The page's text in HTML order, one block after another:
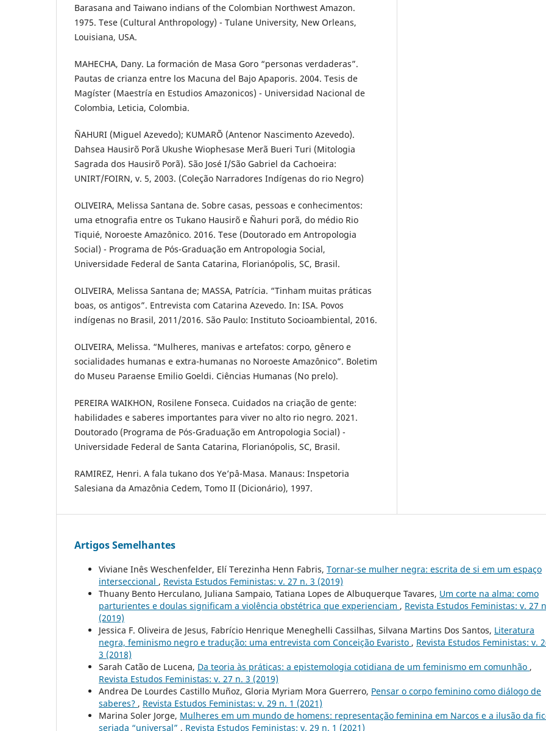
Barasana and Taiwano indians of the Colombian Northwest Amazon.
1975. Tese (Cultural Anthropology) - Tulane University, New Orleans,
Louisiana, USA.
MAHECHA, Dany. La formación de Masa Goro “personas verdaderas”.
Pautas de crianza entre los Macuna del Bajo Apaporis. 2004. Tesis de
Magíster (Maestría en Estudios Amazonicos) - Universidad Nacional de
Colombia, Leticia, Colombia.
ÑAHURI (Miguel Azevedo); KUMARÕ (Antenor Nascimento Azevedo).
Dahsea Hausirõ Porã Ukushe Wiophesase Merã Bueri Turi (Mitologia
Sagrada dos Hausirõ Porã). São José I/São Gabriel da Cachoeira:
UNIRT/FOIRN, v. 5, 2003. (Coleção Narradores Indígenas do rio Negro)
OLIVEIRA, Melissa Santana de. Sobre casas, pessoas e conhecimentos:
uma etnografia entre os Tukano Hausirõ e Ñahuri porã, do médio Rio
Tiquié, Noroeste Amazônico. 2016. Tese (Doutorado em Antropologia
Social) - Programa de Pós-Graduação em Antropologia Social,
Universidade Federal de Santa Catarina, Florianópolis, SC, Brasil.
OLIVEIRA, Melissa Santana de; MASSA, Patrícia. “Tinham muitas práticas
boas, os antigos”. Entrevista com Catarina Azevedo. In: ISA. Povos
indígenas no Brasil, 2011/2016. São Paulo: Instituto Socioambiental, 2016.
OLIVEIRA, Melissa. “Mulheres, manivas e artefatos: corpo, gênero e
socialidades humanas e extra-humanas no Noroeste Amazônico”. Boletim
do Museu Paraense Emilio Goeldi. Ciências Humanas (No prelo).
PEREIRA WAIKHON, Rosilene Fonseca. Cuidados na criação de gente:
habilidades e saberes importantes para viver no alto rio negro. 2021.
Doutorado (Programa de Pós-Graduação em Antropologia Social) -
Universidade Federal de Santa Catarina, Florianópolis, SC, Brasil.
RAMIREZ, Henri. A fala tukano dos Ye’pâ-Masa. Manaus: Inspetoria
Salesiana da Amazônia Cedem, Tomo II (Dicionário), 1997.
Artigos Semelhantes
Viviane Inês Weschenfelder, Elí Terezinha Henn Fabris, Tornar-se mulher negra: escrita de si em um espaço
interseccional , Revista Estudos Feministas: v. 27 n. 3 (2019)
Thuany Bento Herculano, Juliana Sampaio, Tatiana Lopes de Albuquerque Tavares, Um corte na alma: como
parturientes e doulas significam a violência obstétrica que experienciam , Revista Estudos Feministas: v. 27
(2019)
Jessica F. Oliveira de Jesus, Fabrício Henrique Meneghelli Cassilhas, Silvana Martins Dos Santos, Literatura
negra, feminismo negro e tradução: uma entrevista com Conceição Evaristo , Revista Estudos Feministas: v.
3 (2018)
Sarah Catão de Lucena, Da teoria às práticas: a epistemologia cotidiana de um feminismo em comunhão ,
Revista Estudos Feministas: v. 27 n. 3 (2019)
Andrea De Lourdes Castillo Muñoz, Gloria Myriam Mora Guerrero, Pensar o corpo feminino como diálogo de
saberes? , Revista Estudos Feministas: v. 29 n. 1 (2021)
Marina Soler Jorge, Mulheres em um mundo de homens: representação feminina em Narcos e a ilusão da
seriada “universal” , Revista Estudos Feministas: v. 29 n. 1 (2021)